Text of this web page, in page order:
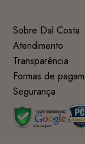
Sobre Dal Costa
Atendimento
Transparência
Formas de
Segurança